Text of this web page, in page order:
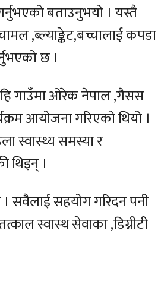
बताउनुभयो । यस्तै
,ब्ल्याङ्केट,बच्चालाई कपडा
छ ।
गाउँमा ओरेक नेपाल ,गैसस
आयोजना गरिएको थियो ।
स्वास्थ्य समस्या र
थिइन् ।
सहयोग गरिदन पनी
स्वास्थ सेवाका ,डिग्नीटी